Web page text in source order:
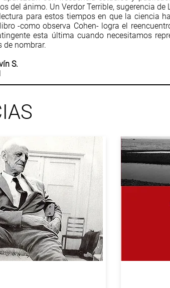
del ánimo. Un Verdor Terrible, sugerencia de
para estos tiempos en que la ciencia
-como observa Cohen- logra el
esta última cuando necesitamos
de nombrar.
S.